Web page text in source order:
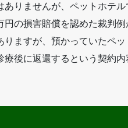
ありませんが、ペットホテ
円の損害賠償を認めた裁判
りますが、預かっていたペ
療後に返還するという契約